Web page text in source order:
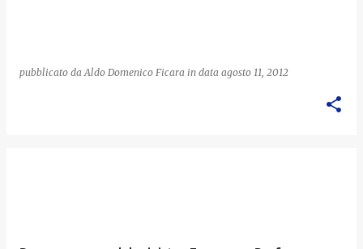
pubblicato da Aldo Domenico Ficara in data agosto 11, 2012